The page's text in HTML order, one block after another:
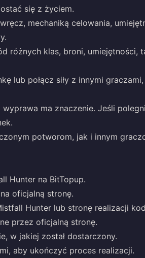
się z życiem.
mechaniką celowania,
różnych klas, broni, umiejętności,
lub połącz siły z innymi
wyprawa ma znaczenie. Jeśli
potworom, jak i innym
Hunter na BitTopup.
oficjalną stronę.
Hunter lub stronę realizacji
przez oficjalną stronę.
w jakiej został dostarczony.
aby ukończyć proces realizacji.